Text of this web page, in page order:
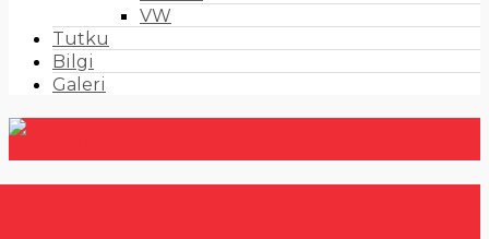
VW
Tutku
Bilgi
Galeri